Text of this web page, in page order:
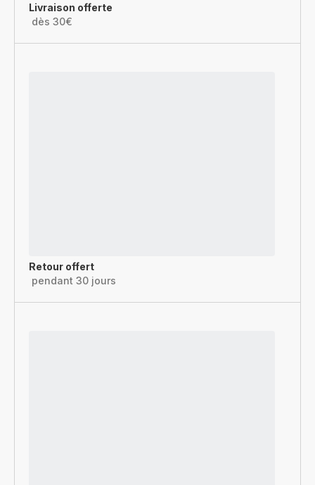
Livraison offerte
dès 30€
Retour offert
pendant 30 jours